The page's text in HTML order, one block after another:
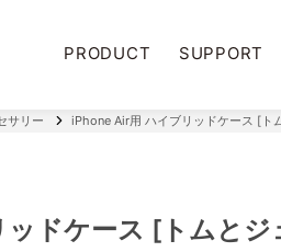
PRODUCT SUPPORT
サリー iPhone Air用 ハイブリッドケース [ト
ドケース [トムとジ